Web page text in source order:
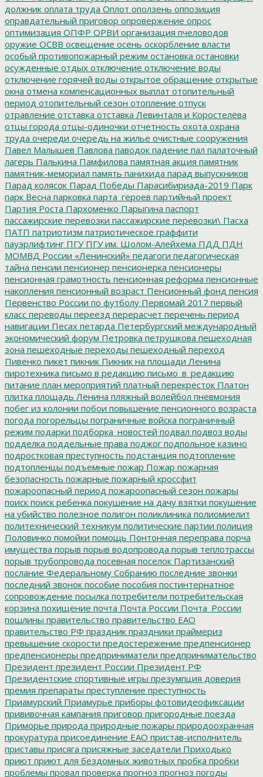
должник оплата труда Оплот оползень оппозиция
оправдательный приговор опровержение опрос
оптимизация ОПФР ОРВИ организация пчеловодов
оружие ОСВВ освещение осень оскорбление власти
особый противопожарный режим остановка остановки
осужденные отдых отключение отключение воды
отключение горячей воды открытое обращение открытые
окна отмена компенсационных выплат отопительный
период отопительный сезон отопление отпуск
отравление отставка отставка Левинталя и Коростелёва
отцы города отцы-одиночки отчетность охота охрана
труда очереди очередь на жилье очистные сооружения
Павел Малышев Павлова паводок падение пал палаточный
лагерь Палькина Памфилова памятная акция памятник
памятник-мемориал память панихида парад выпускников
Парад колясок Парад Победы Парасибириада-2019 Парк
парк Весна парковка парта_героев партийный проект
Партия Роста Пархоменко Парыгина паспорт
пассажирские перевозки пассажирские перевозки\ Пасха
ПАТП патриотизм патриотическое граффити
пауэрлифтинг ПГУПГУ им. Шолом-Алейхема ПДД ПДН
МОМВД России «Ленинский» педагоги педагогическая
тайна пенсии пенсионер пенсионерка пенсионеры
пенсионная грамотность пенсионная реформа пенсионные
накопления пенсионный возраст Пенсионный фонд пенсия
Первенство России по футболу Первомай 2017 первый
класс переводы переезд перерасчет перечень период
навигации Песах петарда Петербургский международный
экономический форум Петровка петрушкова пешеходная
зона пешеходные переходы пешеходный переход
Пивенко пикет пикник Пикник на площади Ленина
пиротехника письмо в редакцию письмо_в_редакцию
питание план мероприятий платный перекресток Платон
плитка площадь Ленина пляжный волейбол пневмония
побег из колонии побои повышение пенсионного возраста
погода погорельцы пограничные войска пограничный
режим подарки подборка_новостей подвал подвоз воды
подделка поддельные права поджог подпольное казино
подростковая преступность подстанция подтопление
подтопленцы подъемные пожар Пожар пожарная
безопасность пожарные пожарный кроссфит
пожароопасный период пожароопасный сезон пожары
поиск поиск ребенка покушение на дачу взятки покушение
на убийство полезное полигон поликлиника полиомиелит
политехнический техникум политические партии полиция
Половинко помойки помощь Понтонная переправа порча
имущества порыв порыв водопровода порыв теплотрассы
порыв трубопровода посевная поселок Партизанский
послание Федеральному Собранию последние звонки
последний звонок пособие пособия постинтернатное
сопровождение посылка потребители потребительская
корзина похищение почта Почта России Почта_России
пошлины правительство правительство ЕАО
правительство РФ праздник праздники праймериз
превышение скорости предостережение предпенсионер
предпенсионеры предприниматели предпринимательство
Президент президент России Президент РФ
Президентские спортивные игры презумпция доверия
премия препараты преступление преступность
Приамурский Приамурье приборы фотовидеофиксации
прививочная кампания приговор пригородные поезда
Приморье природа природные пожары природоохранная
прокуратура присоединение ЕАО пристав-исполнитель
приставы присяга присяжные заседатели Приходько
приют приют для бездомных животных пробка пробки
проблемы провал проверка прогноз прогноз погоды